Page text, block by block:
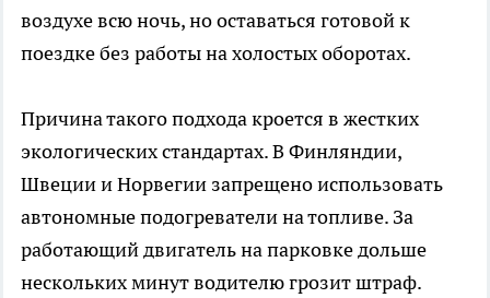
воздухе всю ночь, но оставаться готовой к
поездке без работы на холостых оборотах.
Причина такого подхода кроется в жестких
экологических стандартах. В Финляндии,
Швеции и Норвегии запрещено использовать
автономные подогреватели на топливе. За
работающий двигатель на парковке дольше
нескольких минут водителю грозит штраф.